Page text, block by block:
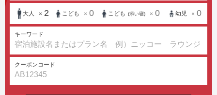
大人 × 2 こども × 0 こども (添い寝) × 0 幼児 × 0
キーワード
クーポンコード